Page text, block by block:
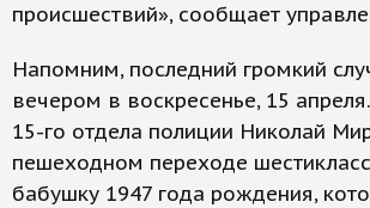
происшествий», сообщает
Напомним, последний громкий
вечером в воскресенье, 15
15-го отдела полиции Николай
пешеходном переходе
бабушку 1947 года рождения,